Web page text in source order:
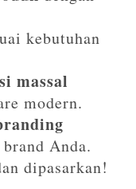
kebutuhan
massal
modern.
Anda.
dipasarkan!